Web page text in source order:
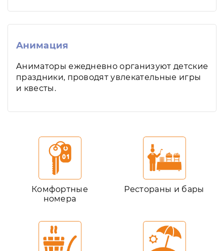
Анимация
Аниматоры ежедневно организуют детские
праздники, проводят увлекательные игры
и квесты.
Комфортные
номера
Рестораны и бары